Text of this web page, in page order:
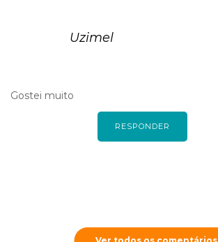
Uzimel
Gostei muito
RESPONDER